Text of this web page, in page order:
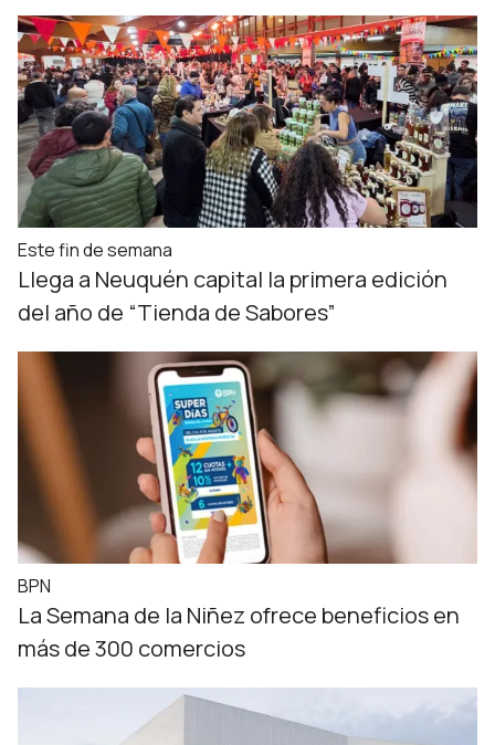
Este fin de semana
Llega a Neuquén capital la primera edición
del año de “Tienda de Sabores”
BPN
La Semana de la Niñez ofrece beneficios en
más de 300 comercios